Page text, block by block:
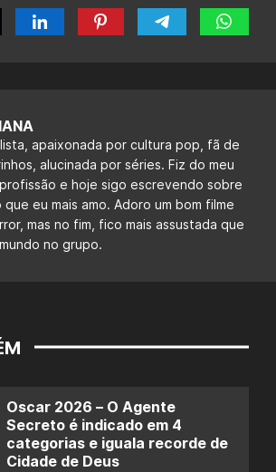
apaixonada por cultura pop, fã de
alucinada por séries. Fiz do meu
e hoje sigo escrevendo sobre
que eu mais amo. Adoro um bom filme
mas no fim, fico mais assustada que
no grupo.
Oscar 2026 – O Agente
Secreto é indicado em 4
categorias e iguala recorde de
Cidade de Deus